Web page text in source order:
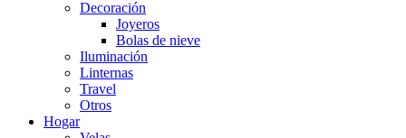
Decoración
Joyeros
Bolas de nieve
Iluminación
Linternas
Travel
Otros
Hogar